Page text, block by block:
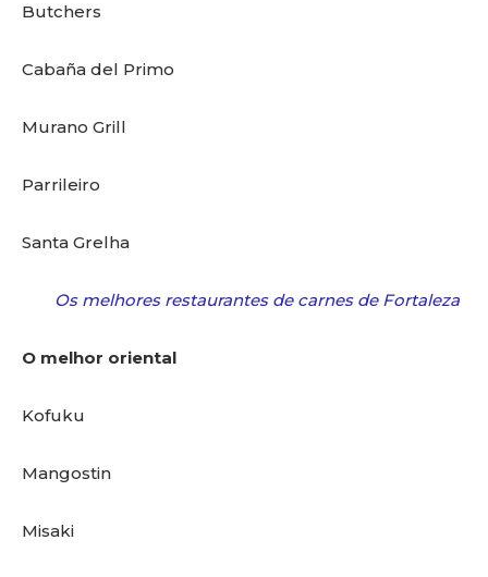
Butchers
Cabaña del Primo
Murano Grill
Parrileiro
Santa Grelha
Os melhores restaurantes de carnes de Fortaleza
O melhor oriental
Kofuku
Mangostin
Misaki